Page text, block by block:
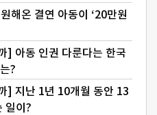
해온 결연 아동이 ‘20만원
] 아동 인권 다룬다는 한국
?
] 지난 1년 10개월 동안 13
일이?